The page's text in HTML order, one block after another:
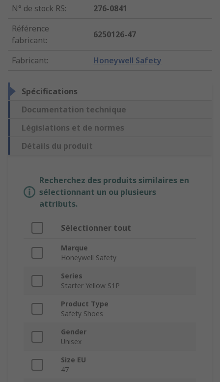
N° de stock RS:
276-0841
Référence
fabricant:
6250126-47
Fabricant: Honeywell Safety
Spécifications
Documentation technique
Législations et de normes
Détails du produit
Recherchez des produits similaires en
sélectionnant un ou plusieurs
attributs.
Sélectionner tout
Marque
Honeywell Safety
Series
Starter Yellow S1P
Product Type
Safety Shoes
Gender
Unisex
Size EU
47